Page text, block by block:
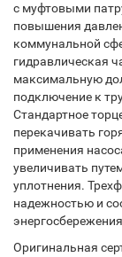
с муфтовыми
повышения
коммунальной
гидравлическая
максимальную
подключение к
Стандартное
перекачивать
применения
увеличивать
уплотнения.
надежностью и
Оригинальная